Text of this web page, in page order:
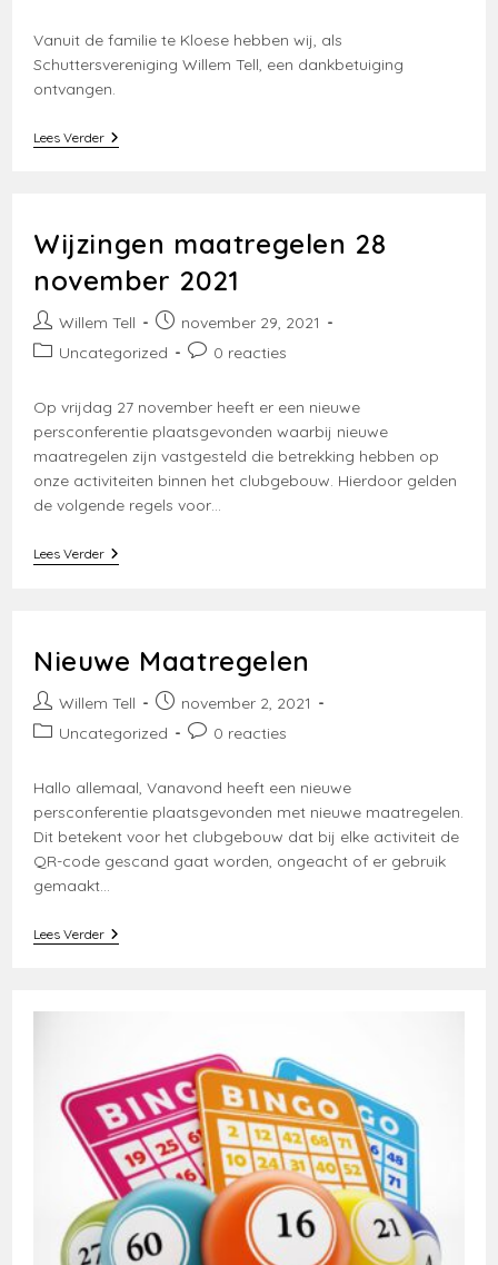
Vanuit de familie te Kloese hebben wij, als
Schuttersvereniging Willem Tell, een dankbetuiging
ontvangen.
Lees VerderDankbetuiging
Wijzingen maatregelen 28
november 2021
Bericht
auteur:
Willem Tell
Bericht
gepubliceerd
november 29, 2021
Berichtcategorie:
Uncategorized
Bericht0 reacties
Op vrijdag 27 november heeft er een nieuwe
persconferentie plaatsgevonden waarbij nieuwe
maatregelen zijn vastgesteld die betrekking hebben op
onze activiteiten binnen het clubgebouw. Hierdoor gelden
de volgende regels voor…
Lees VerderWijzingen
Maatregelen
Nieuwe Maatregelen
Bericht
auteur:
Willem Tell
Bericht
gepubliceerd
november 2, 2021
Berichtcategorie:
Uncategorized
Bericht0 reacties
Hallo allemaal, Vanavond heeft een nieuwe
persconferentie plaatsgevonden met nieuwe maatregelen.
Dit betekent voor het clubgebouw dat bij elke activiteit de
QR-code gescand gaat worden, ongeacht of er gebruik
gemaakt…
Lees VerderNieuwe